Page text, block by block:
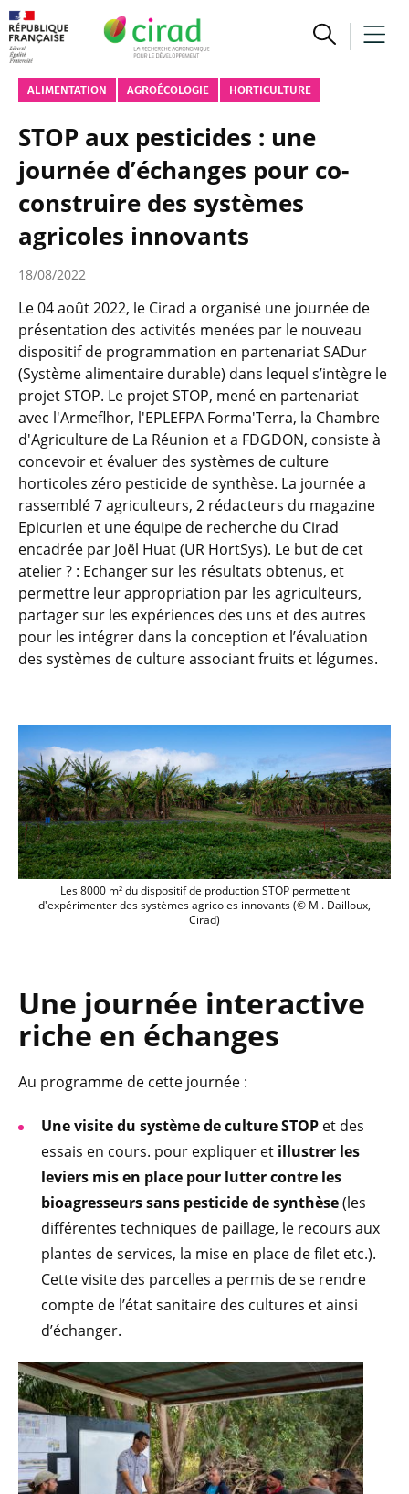
ALIMENTATION AGROÉCOLOGIE HORTICULTURE
STOP aux pesticides : une
journée d’échanges pour co-
construire des systèmes
agricoles innovants
18/08/2022
Le 04 août 2022, le Cirad a organisé une journée de
présentation des activités menées par le nouveau
dispositif de programmation en partenariat SADur
(Système alimentaire durable) dans lequel s’intègre le
projet STOP. Le projet STOP, mené en partenariat
avec l'Armeflhor, l'EPLEFPA Forma'Terra, la Chambre
d'Agriculture de La Réunion et a FDGDON, consiste à
concevoir et évaluer des systèmes de culture
horticoles zéro pesticide de synthèse. La journée a
rassemblé 7 agriculteurs, 2 rédacteurs du magazine
Epicurien et une équipe de recherche du Cirad
encadrée par Joël Huat (UR HortSys). Le but de cet
atelier ? : Echanger sur les résultats obtenus, et
permettre leur appropriation par les agriculteurs,
partager sur les expériences des uns et des autres
pour les intégrer dans la conception et l’évaluation
des systèmes de culture associant fruits et légumes.
Les 8000 m² du dispositif de production STOP permettent
d'expérimenter des systèmes agricoles innovants (© M . Dailloux,
Cirad)
Une journée interactive
riche en échanges
Au programme de cette journée :
Une visite du système de culture STOP et des
essais en cours. pour expliquer et illustrer les
leviers mis en place pour lutter contre les
bioagresseurs sans pesticide de synthèse(les
différentes techniques de paillage, le recours aux
plantes de services, la mise en place de filet etc.).
Cette visite des parcelles a permis de se rendre
compte de l’état sanitaire des cultures et ainsi
d’échanger.